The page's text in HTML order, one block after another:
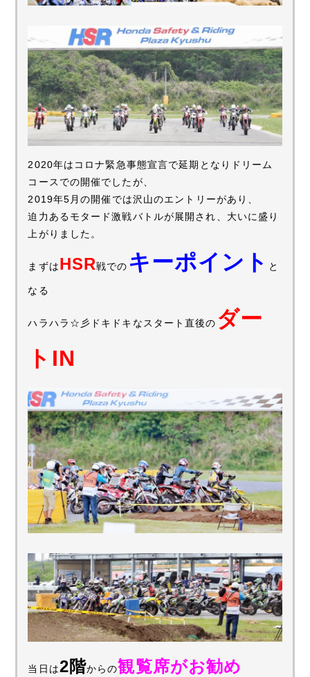
2020年はコロナ緊急事態宣言で延期となりドリーム
コースでの開催でしたが、
2019年5月の開催では沢山のエントリーがあり、
迫力あるモタード激戦バトルが展開され、大いに盛り
上がりました。
まずはHSR戦での キーポイント と
なる
ハラハラ☆彡ドキドキなスタート直後の ダー
トIN
当日は2階からの観覧席がお勧め